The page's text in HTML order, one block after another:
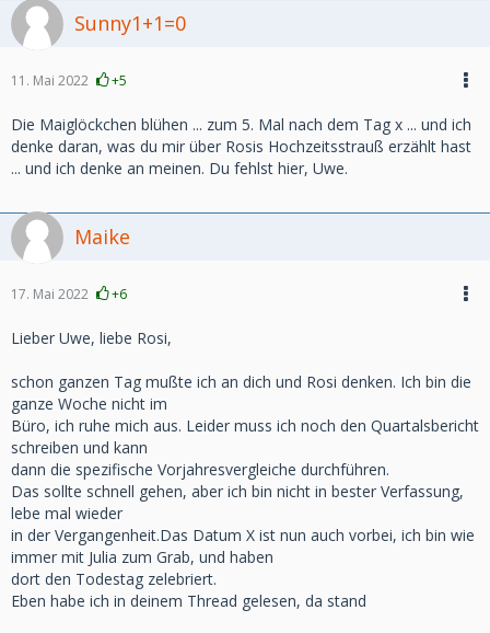
Sunny1+1=0
11. Mai 2022 +5
Die Maiglöckchen blühen ... zum 5. Mal nach dem Tag x ... und ich
denke daran, was du mir über Rosis Hochzeitsstrauß erzählt hast
... und ich denke an meinen. Du fehlst hier, Uwe.
Maike
17. Mai 2022 +6
Lieber Uwe, liebe Rosi,
schon ganzen Tag mußte ich an dich und Rosi denken. Ich bin die
ganze Woche nicht im
Büro, ich ruhe mich aus. Leider muss ich noch den Quartalsbericht
schreiben und kann
dann die spezifische Vorjahresvergleiche durchführen.
Das sollte schnell gehen, aber ich bin nicht in bester Verfassung,
lebe mal wieder
in der Vergangenheit.Das Datum X ist nun auch vorbei, ich bin wie
immer mit Julia zum Grab, und haben
dort den Todestag zelebriert.
Eben habe ich in deinem Thread gelesen, da stand